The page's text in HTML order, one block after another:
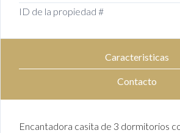
ID de la propiedad #
Caracteristicas
Contacto
Encantadora casita de 3 dormitorios